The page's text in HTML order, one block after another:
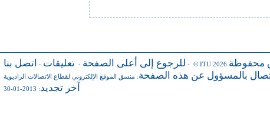
للرجوع إلى أعلى الصفحة - تعليقات - اتصل بنا - © ITU 2026 محفوظة
بالمسؤول عن هذه الصفحة: منسق الموقع الإلكتروني لقطاع الاتصالات الراديوية
آخر تجديد: 2013-01-30